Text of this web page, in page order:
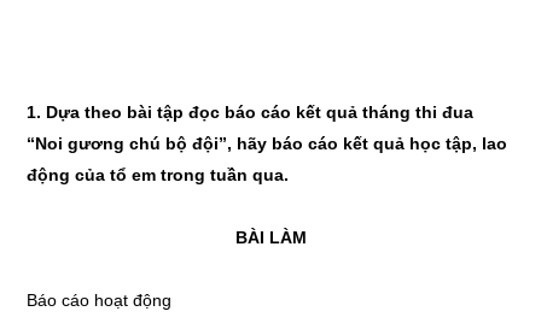
1. Dựa theo bài tập đọc báo cáo kết quả tháng thi đua
“Noi gương chú bộ đội”, hãy báo cáo kết quả học tập, lao
động của tổ em trong tuần qua.
BÀI LÀM
Báo cáo hoạt động